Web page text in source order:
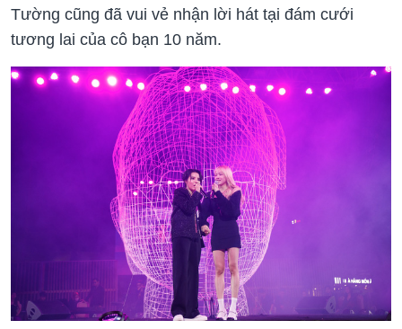
Tường cũng đã vui vẻ nhận lời hát tại đám cưới
tương lai của cô bạn 10 năm.